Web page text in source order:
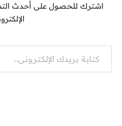
اشترك للحصول على أحدث
كتابة بريدك الإلكتروني...